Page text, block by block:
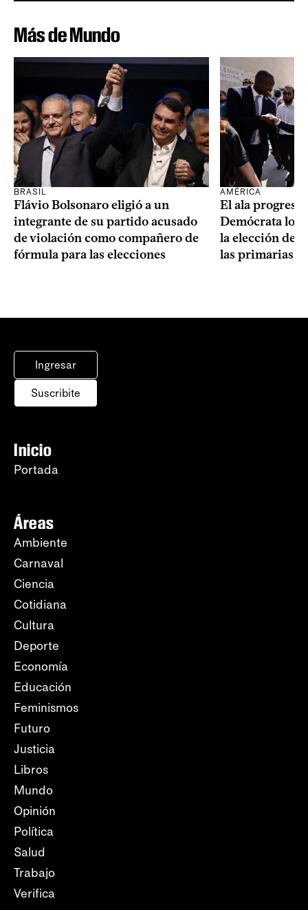
Más de Mundo
BRASIL
Flávio Bolsonaro eligió a un
integrante de su partido acusado
de violación como compañero de
fórmula para las elecciones
AMÉRICA
El ala
Demócrata
la elección de
las primarias
Ingresar
Suscribite
Inicio
Portada
Áreas
Ambiente
Carnaval
Ciencia
Cotidiana
Cultura
Deporte
Economía
Educación
Feminismos
Futuro
Justicia
Libros
Mundo
Opinión
Política
Salud
Trabajo
Verifica